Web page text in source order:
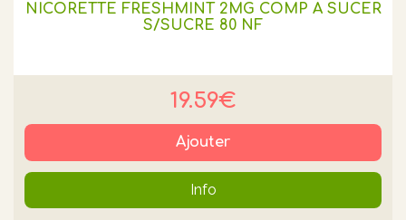
NICORETTE FRESHMINT 2MG COMP A SUCER
S/SUCRE 80 NF
19.59€
Ajouter
Info